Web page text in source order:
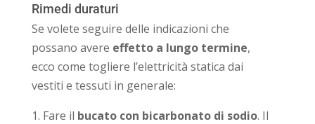
Rimedi duraturi
Se volete seguire delle indicazioni che
possano avere effetto a lungo termine,
ecco come togliere l’elettricità statica dai
vestiti e tessuti in generale:
Fare il bucato con bicarbonato di sodio. Il